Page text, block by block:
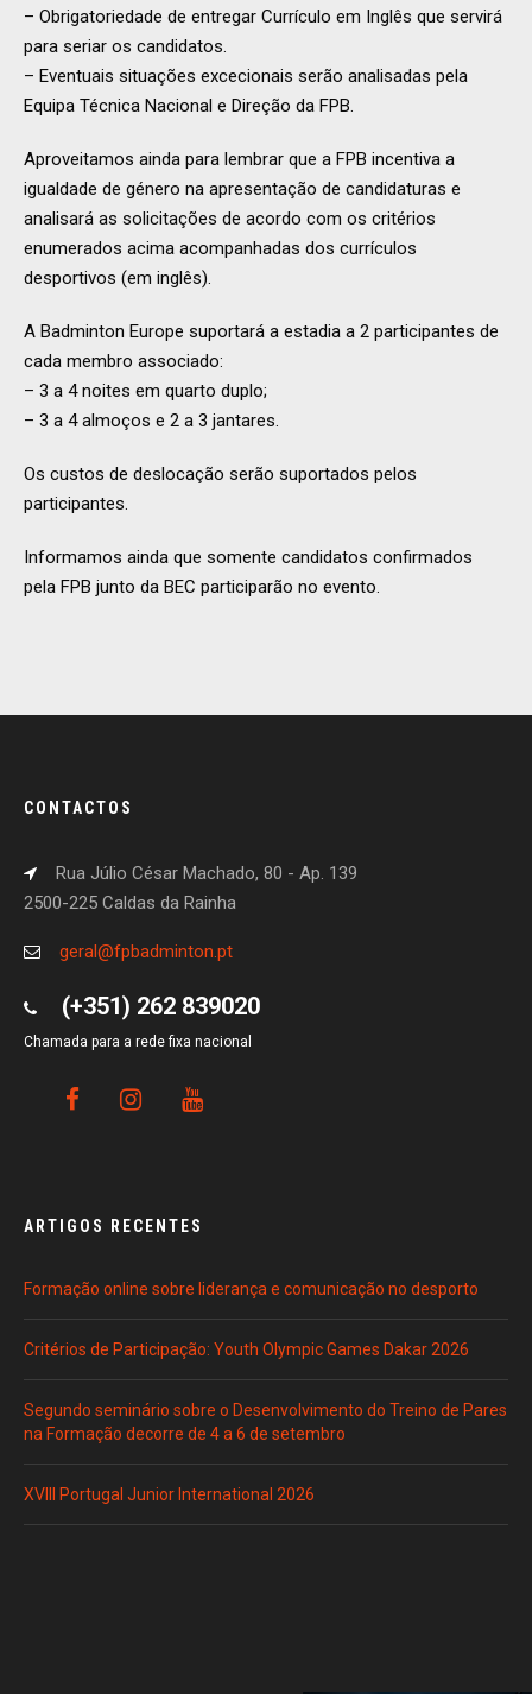
– Obrigatoriedade de entregar Currículo em Inglês que servirá
para seriar os candidatos.
– Eventuais situações excecionais serão analisadas pela
Equipa Técnica Nacional e Direção da FPB.
Aproveitamos ainda para lembrar que a FPB incentiva a
igualdade de género na apresentação de candidaturas e
analisará as solicitações de acordo com os critérios
enumerados acima acompanhadas dos currículos
desportivos (em inglês).
A Badminton Europe suportará a estadia a 2 participantes de
cada membro associado:
– 3 a 4 noites em quarto duplo;
– 3 a 4 almoços e 2 a 3 jantares.
Os custos de deslocação serão suportados pelos
participantes.
Informamos ainda que somente candidatos confirmados
pela FPB junto da BEC participarão no evento.
CONTACTOS
Rua Júlio César Machado, 80 - Ap. 139
2500-225 Caldas da Rainha
geral@fpbadminton.pt
(+351) 262 839020
Chamada para a rede fixa nacional
ARTIGOS RECENTES
Formação online sobre liderança e comunicação no desporto
Critérios de Participação: Youth Olympic Games Dakar 2026
Segundo seminário sobre o Desenvolvimento do Treino de Pares
na Formação decorre de 4 a 6 de setembro
XVIII Portugal Junior International 2026